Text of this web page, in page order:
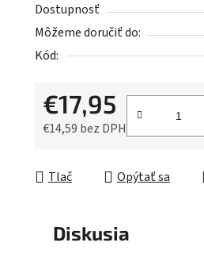
je
0,0
z
hviezdičiek.
Dostupnosť
Môžeme doručiť do:
Kód:
€17,95
€14,59 bez DPH
Tlač Opýtať sa
Diskusia